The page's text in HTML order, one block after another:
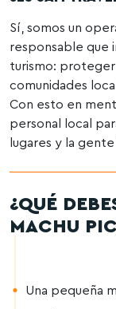
Sí, somos un
responsable que
turismo:
comunidades
Con esto en
personal local
lugares y la
¿QUÉ
MACHU
Una pequeña